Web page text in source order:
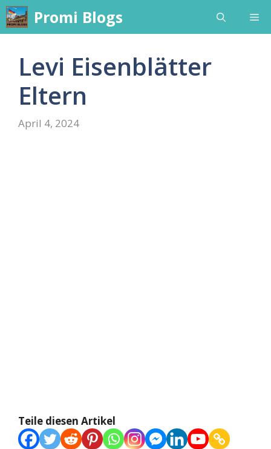
Skip
to
content
Promi Blogs
Levi Eisenblätter
Eltern
April 4, 2024
Teile diesen Artikel